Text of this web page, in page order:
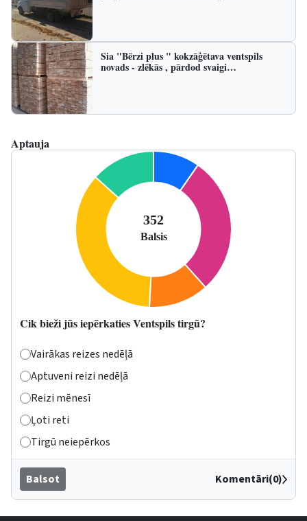
Sia "Bērzi plus " kokzāģētava ventspils
novads - zlēkās , pārdod svaigi…
Aptauja
Cik bieži jūs iepērkaties Ventspils tirgū?
Vairākas reizes nedēļā
Aptuveni reizi nedēļā
Reizi mēnesī
Ļoti reti
Tirgū neiepērkos
Balsot Komentāri(0)